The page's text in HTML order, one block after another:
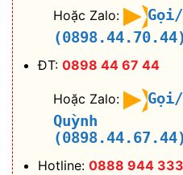
Hoặc Zalo:
(0898.44.70.44)
ĐT: 0898 44 67 44
Hoặc Zalo:
Quỳnh
(0898.44.67.44)
Hotline: 0888 944 333